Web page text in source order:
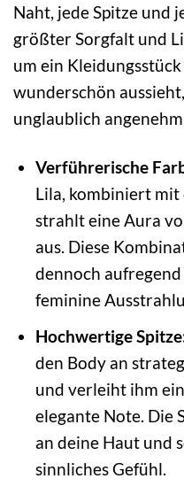
Naht, jede Spitze und
größter Sorgfalt und
um ein
wunderschön
unglaublich
Verführerische
Lila, kombiniert mit
strahlt eine Aura
aus. Diese
dennoch
feminine
Hochwertige
den Body an
und verleiht ihm
elegante Note. Die
an deine Haut und
sinnliches Gefühl.